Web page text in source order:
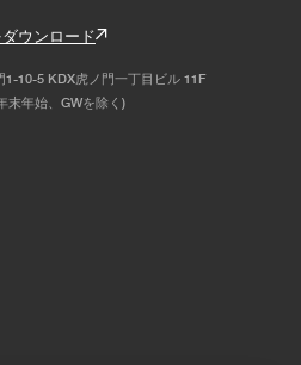
ウンロード
10-5 KDX虎ノ門一丁目ビル 11F
末年始、GWを除く)